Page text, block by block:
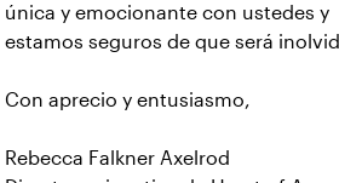
única y emocionante con ustedes y
estamos seguros de que será
Con aprecio y entusiasmo,
Rebecca Falkner Axelrod